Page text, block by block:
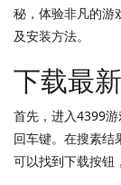
秘，体验非凡的游
及安装方法。
下载最
首先，进入4399
回车键。在搜素结
可以找到下载按钮